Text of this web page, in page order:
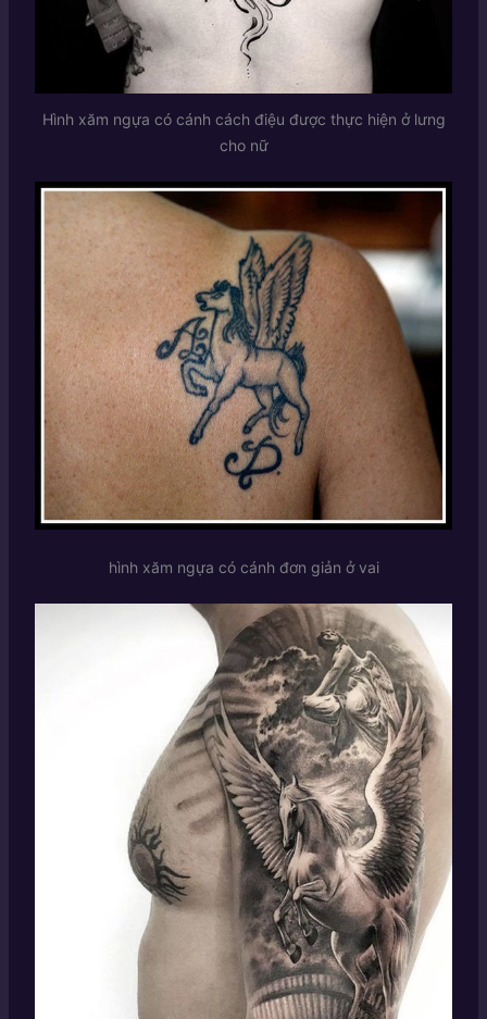
Hình xăm ngựa có cánh cách điệu được thực hiện ở lưng
cho nữ
hình xăm ngựa có cánh đơn giản ở vai